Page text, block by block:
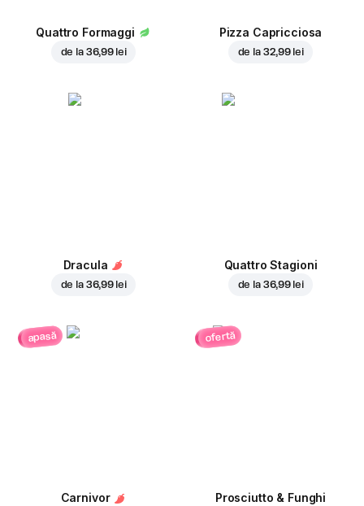
Quattro Formaggi
de la 36,99 lei
Pizza Capricciosa
de la 32,99 lei
Dracula
de la 36,99 lei
Quattro Stagioni
de la 36,99 lei
apasă
Carnivor
ofertă
Prosciutto & Funghi